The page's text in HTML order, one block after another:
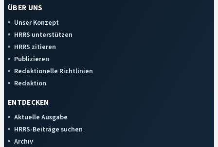
ÜBER UNS
Unser Konzept
HRRS unterstützen
HRRS zitieren
Publizieren
Redaktionelle Richtlinien
Redaktion
ENTDECKEN
Aktuelle Ausgabe
HRRS-Beiträge suchen
Archiv